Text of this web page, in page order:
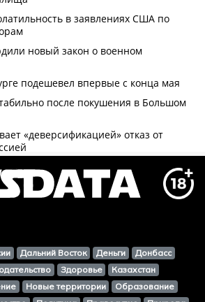
Дальний Восток Деньги
Донбасс
Здоровье
Казахстан
Новые территории
Образование